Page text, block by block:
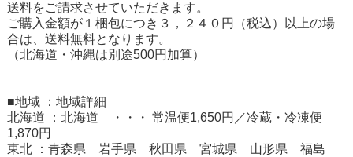
送料をご請求させていただきます。
ご購入金額が１梱包につき３，２４０円（税込）以上の場
合は、送料無料となります。
（北海道・沖縄は別途500円加算）
■地域 ：地域詳細
北海道 ：北海道 ・・・ 常温便1,650円／冷蔵・冷凍便
1,870円
東北 ：青森県 岩手県 秋田県 宮城県 山形県 福島